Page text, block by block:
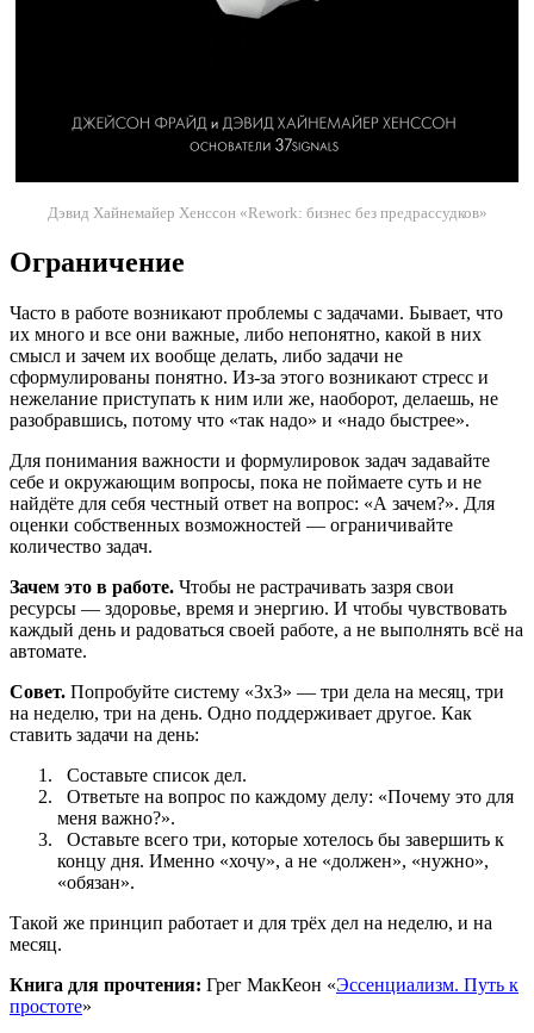
Дэвид Хайнемайер Хенссон «Rework: бизнес без предрассудков»
Ограничение
Часто в работе возникают проблемы с задачами. Бывает, что
их много и все они важные, либо непонятно, какой в них
смысл и зачем их вообще делать, либо задачи не
сформулированы понятно. Из-за этого возникают стресс и
нежелание приступать к ним или же, наоборот, делаешь, не
разобравшись, потому что «так надо» и «надо быстрее».
Для понимания важности и формулировок задач задавайте
себе и окружающим вопросы, пока не поймаете суть и не
найдёте для себя честный ответ на вопрос: «А зачем?». Для
оценки собственных возможностей — ограничивайте
количество задач.
Зачем это в работе. Чтобы не растрачивать зазря свои
ресурсы — здоровье, время и энергию. И чтобы чувствовать
каждый день и радоваться своей работе, а не выполнять всё на
автомате.
Совет. Попробуйте систему «3х3» — три дела на месяц, три
на неделю, три на день. Одно поддерживает другое. Как
ставить задачи на день:
Составьте список дел.
Ответьте на вопрос по каждому делу: «Почему это для
меня важно?».
Оставьте всего три, которые хотелось бы завершить к
концу дня. Именно «хочу», а не «должен», «нужно»,
«обязан».
Такой же принцип работает и для трёх дел на неделю, и на
месяц.
Книга для прочтения: Грег МакКеон «Эссенциализм. Путь к
простоте»